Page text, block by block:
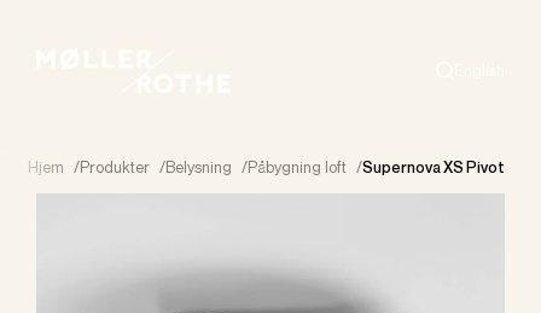
Hjem /Produkter /Belysning /Påbygning loft /Supernova XS Pivot